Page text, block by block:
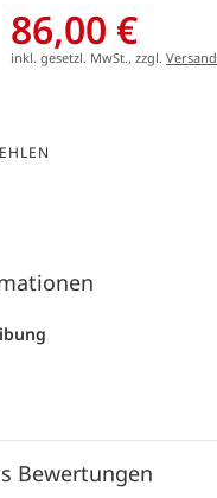
86,00 €
inkl. gesetzl. MwSt., zzgl.
Bewertungen